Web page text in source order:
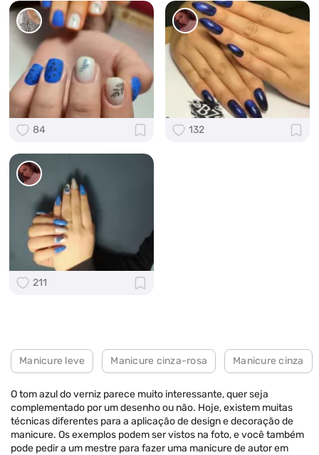
84 132
211
Manicure leve Manicure cinza-rosa Manicure cinza
O tom azul do verniz parece muito interessante, quer seja
complementado por um desenho ou não. Hoje, existem muitas
técnicas diferentes para a aplicação de design e decoração de
manicure. Os exemplos podem ser vistos na foto, e você também
pode pedir a um mestre para fazer uma manicure de autor em